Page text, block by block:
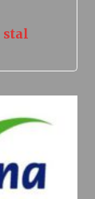
stal